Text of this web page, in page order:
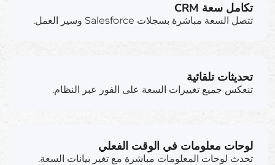
تكامل سعة CRM
تتصل السعة مباشرة بسجلات Salesforce وسير العمل.
تحديثات تلقائية
تنعكس جميع تغييرات السعة على الفور عبر النظام.
لوحات معلومات في الوقت الفعلي
تحدث لوحات المعلومات مباشرة مع تغير بيانات السعة.